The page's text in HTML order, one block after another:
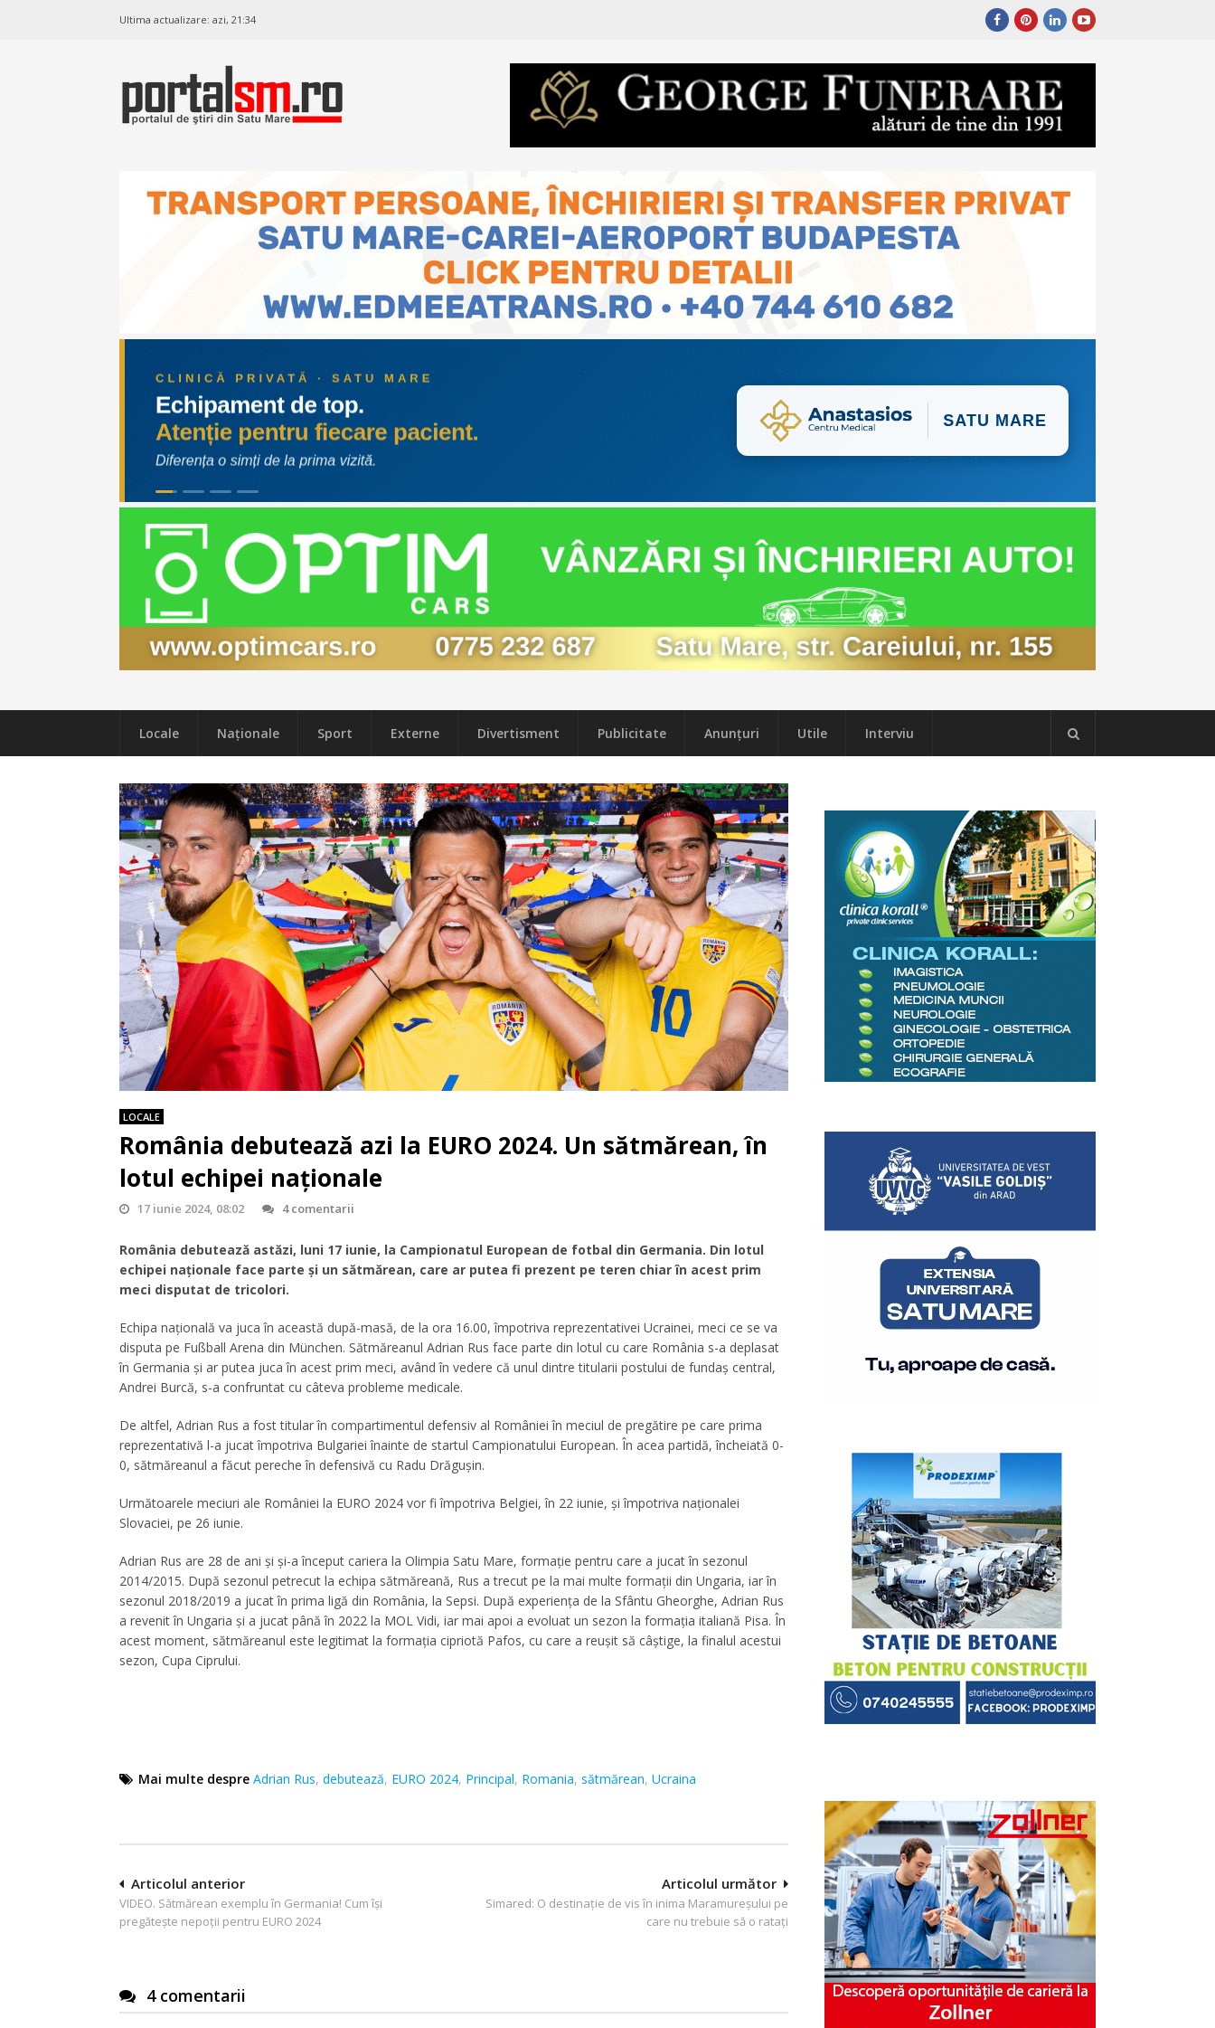
Ultima actualizare: azi, 21:34
Locale Naţionale Sport Externe Divertisment Publicitate Anunțuri Utile Interviu
LOCALE
România debutează azi la EURO 2024. Un sătmărean, în
lotul echipei naționale
17 iunie 2024, 08:02 4 comentarii
România debutează astăzi, luni 17 iunie, la Campionatul European de fotbal din Germania. Din lotul
echipei naționale face parte și un sătmărean, care ar putea fi prezent pe teren chiar în acest prim
meci disputat de tricolori.
Echipa națională va juca în această după-masă, de la ora 16.00, împotriva reprezentativei Ucrainei, meci ce se va
disputa pe Fußball Arena din München. Sătmăreanul Adrian Rus face parte din lotul cu care România s-a deplasat
în Germania și ar putea juca în acest prim meci, având în vedere că unul dintre titularii postului de fundaș central,
Andrei Burcă, s-a confruntat cu câteva probleme medicale.
De altfel, Adrian Rus a fost titular în compartimentul defensiv al României în meciul de pregătire pe care prima
reprezentativă l-a jucat împotriva Bulgariei înainte de startul Campionatului European. În acea partidă, încheiată 0-
0, sătmăreanul a făcut pereche în defensivă cu Radu Drăgușin.
Următoarele meciuri ale României la EURO 2024 vor fi împotriva Belgiei, în 22 iunie, și împotriva naționalei
Slovaciei, pe 26 iunie.
Adrian Rus are 28 de ani și și-a început cariera la Olimpia Satu Mare, formație pentru care a jucat în sezonul
2014/2015. După sezonul petrecut la echipa sătmăreană, Rus a trecut pe la mai multe formații din Ungaria, iar în
sezonul 2018/2019 a jucat în prima ligă din România, la Sepsi. După experiența de la Sfântu Gheorghe, Adrian Rus
a revenit în Ungaria și a jucat până în 2022 la MOL Vidi, iar mai apoi a evoluat un sezon la formația italiană Pisa. În
acest moment, sătmăreanul este legitimat la formația cipriotă Pafos, cu care a reușit să câștige, la finalul acestui
sezon, Cupa Ciprului.
Mai multe despre Adrian Rus, debutează, EURO 2024, Principal, Romania, sătmărean, Ucraina
Navigare
în
Articolul următor
Simared: O destinație de vis în inima Maramureșului pe
care nu trebuie să o rataţi
Articolul anterior
VIDEO. Sătmărean exemplu în Germania! Cum își
pregătește nepoții pentru EURO 2024
4 comentarii